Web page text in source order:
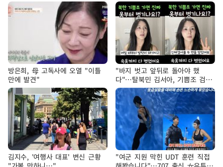
방은희, 母 고독사에 오열 "이틀
만에 발견"
"바지 벗고 앞뒤로 돌아야 했
다"…탈북민 김서아, 기쁨조 검사
수치심 회상
김지수, '여행사 대표' 변신 근황
"여군 지원 막힌 UDT 훈련 직접